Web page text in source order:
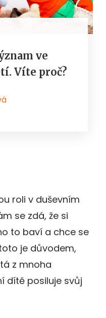
ve
Víte proč?
roli v duševním
se zdá, že si
to baví a chce se
je důvodem,
z mnoha
dítě posiluje svůj